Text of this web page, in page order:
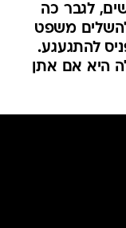
לגבר כה
משפט
להתגעגע.
היא אם אתן